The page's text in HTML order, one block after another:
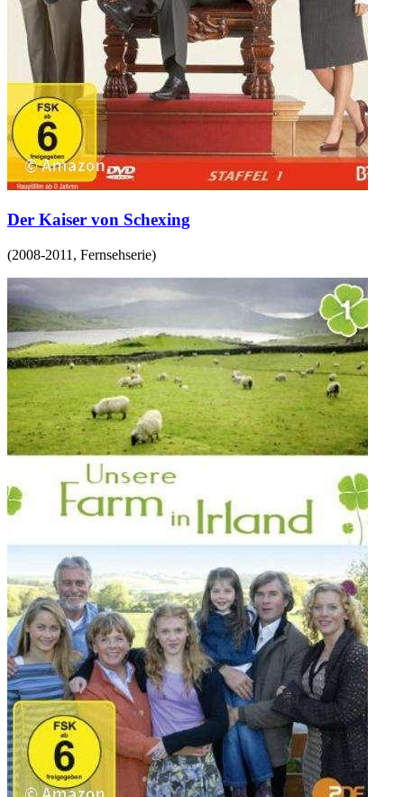
Der Kaiser von Schexing
(2008-2011 , Fernsehserie)